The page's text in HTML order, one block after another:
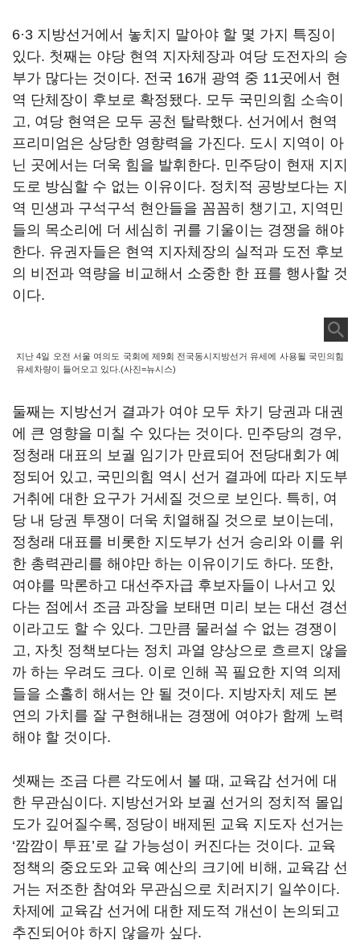
6·3 지방선거에서 놓치지 말아야 할 몇 가지 특징이
있다. 첫째는 야당 현역 지자체장과 여당 도전자의 승
부가 많다는 것이다. 전국 16개 광역 중 11곳에서 현
역 단체장이 후보로 확정됐다. 모두 국민의힘 소속이
고, 여당 현역은 모두 공천 탈락했다. 선거에서 현역
프리미엄은 상당한 영향력을 가진다. 도시 지역이 아
닌 곳에서는 더욱 힘을 발휘한다. 민주당이 현재 지지
도로 방심할 수 없는 이유이다. 정치적 공방보다는 지
역 민생과 구석구석 현안들을 꼼꼼히 챙기고, 지역민
들의 목소리에 더 세심히 귀를 기울이는 경쟁을 해야
한다. 유권자들은 현역 지자체장의 실적과 도전 후보
의 비전과 역량을 비교해서 소중한 한 표를 행사할 것
이다.
지난 4일 오전 서울 여의도 국회에 제9회 전국동시지방선거 유세에 사용될 국민의힘
유세차량이 들어오고 있다.(사진=뉴시스)
둘째는 지방선거 결과가 여야 모두 차기 당권과 대권
에 큰 영향을 미칠 수 있다는 것이다. 민주당의 경우,
정청래 대표의 보궐 임기가 만료되어 전당대회가 예
정되어 있고, 국민의힘 역시 선거 결과에 따라 지도부
거취에 대한 요구가 거세질 것으로 보인다. 특히, 여
당 내 당권 투쟁이 더욱 치열해질 것으로 보이는데,
정청래 대표를 비롯한 지도부가 선거 승리와 이를 위
한 총력관리를 해야만 하는 이유이기도 하다. 또한,
여야를 막론하고 대선주자급 후보자들이 나서고 있
다는 점에서 조금 과장을 보태면 미리 보는 대선 경선
이라고도 할 수 있다. 그만큼 물러설 수 없는 경쟁이
고, 자칫 정책보다는 정치 과열 양상으로 흐르지 않을
까 하는 우려도 크다. 이로 인해 꼭 필요한 지역 의제
들을 소홀히 해서는 안 될 것이다. 지방자치 제도 본
연의 가치를 잘 구현해내는 경쟁에 여야가 함께 노력
해야 할 것이다.
셋째는 조금 다른 각도에서 볼 때, 교육감 선거에 대
한 무관심이다. 지방선거와 보궐 선거의 정치적 몰입
도가 깊어질수록, 정당이 배제된 교육 지도자 선거는
‘깜깜이 투표’로 갈 가능성이 커진다는 것이다. 교육
정책의 중요도와 교육 예산의 크기에 비해, 교육감 선
거는 저조한 참여와 무관심으로 치러지기 일쑤이다.
차제에 교육감 선거에 대한 제도적 개선이 논의되고
추진되어야 하지 않을까 싶다.